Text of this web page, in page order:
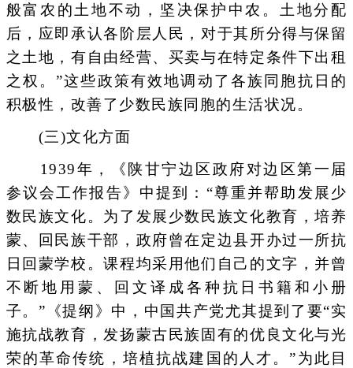
般富农的土地不动，坚决保护中农。土地分配
后，应即承认各阶层人民，对于其所分得与保留
之土地，有自由经营、买卖与在特定条件下出租
之权。”这些政策有效地调动了各族同胞抗日的
积极性，改善了少数民族同胞的生活状况。
(三)文化方面
1939年，《陕甘宁边区政府对边区第一届
参议会工作报告》中提到：“尊重并帮助发展少
数民族文化。为了发展少数民族文化教育，培养
蒙、回民族干部，政府曾在定边县开办过一所抗
日回蒙学校。课程均采用他们自己的文字，并曾
不断地用蒙、回文译成各种抗日书籍和小册
子。”《提纲》中，中国共产党尤其提到了要“实
施抗战教育，发扬蒙古民族固有的优良文化与光
荣的革命传统，培植抗战建国的人才。”为此目